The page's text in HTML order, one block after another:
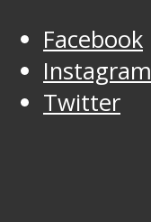
Facebook
Instagram
Twitter